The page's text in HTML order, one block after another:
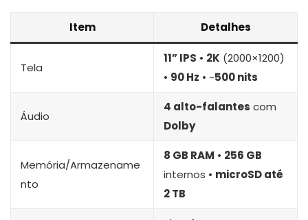
Item Detalhes
Tela
11” IPS • 2K (2000×1200)
• 90 Hz • ~500 nits
Áudio
4 alto-falantes com
Dolby
Memória/Armazename
nto
8 GB RAM • 256 GB
internos • microSD até
2 TB